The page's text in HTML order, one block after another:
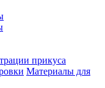
прикуса
Материалы для